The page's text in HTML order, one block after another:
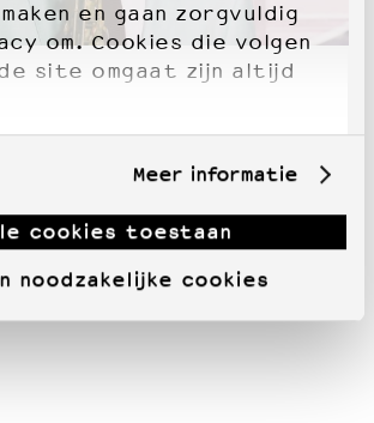
en gaan zorgvuldig
om. Cookies die volgen
site omgaat zijn altijd
Meer informatie
cookies toestaan
noodzakelijke cookies